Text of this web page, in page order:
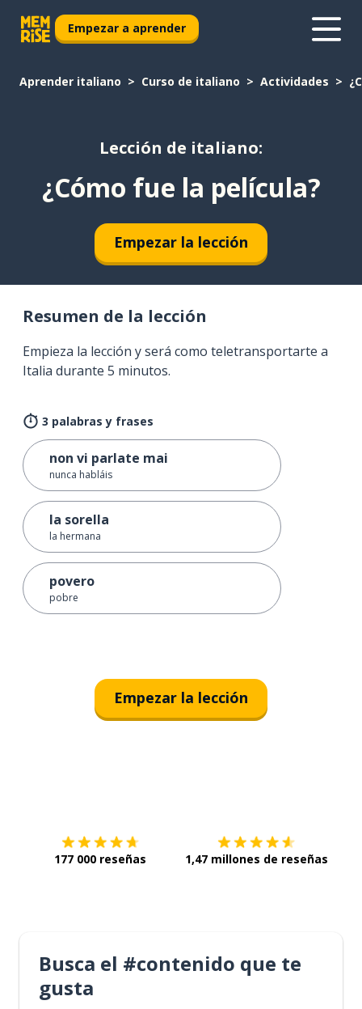
Empezar a aprender
Aprender italiano Curso de italiano Actividades
Lección de italiano:
¿Cómo fue la película?
Empezar la lección
Resumen de la lección
Empieza la lección y será como teletransportarte a
Italia durante 5 minutos.
3 palabras y frases
non vi parlate mai
nunca habláis
la sorella
la hermana
povero
pobre
Empezar la lección
177 000 reseñas 1,47 millones de reseñas
Busca el #contenido que te
gusta